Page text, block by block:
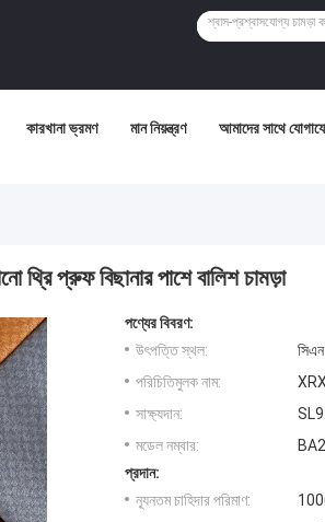
কারখানা ভ্রমণ মান নিয়ন্ত্রণ আমাদের সাথে
থ্রি প্রুফ বিছানার পাশে বালিশ চামড়া
পণ্যের বিবরণ:
উৎপত্তি স্থল:
সিএন
পরিচিতিমুলক নাম:
সাক্ষ্যদান:
মডেল নম্বার:
প্রদান:
ন্যূনতম চাহিদার পরিমাণ: